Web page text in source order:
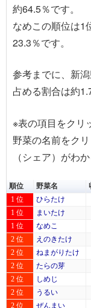
約64.5％です。
なめこの順位は1
23.3％です。
参考までに、新
占める割合は約
※表の項目をクリ
野菜の名前をク
（シェア）がわ
順位 野菜名
1 位
ひらたけ
1 位
まいたけ
1 位
なめこ
2 位
えのきたけ
2 位
ねまがりたけ
2 位
たらの芽
2 位
しめじ
2 位
うるい
2 位
ぜんまい